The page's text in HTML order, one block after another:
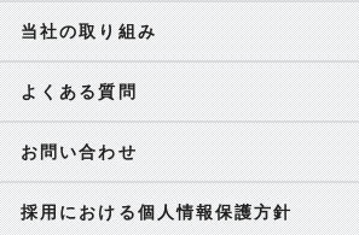
当社の取り組み
よくある質問
お問い合わせ
採用における個人情報保護方針